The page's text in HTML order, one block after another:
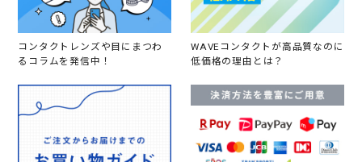
コンタクトレンズや目にまつわ
るコラムを発信中！
WAVEコンタクトが高品質なのに
低価格の理由とは？